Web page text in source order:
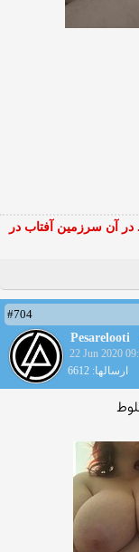
آن سرزمین آفتاب در
#704
Pesarelooti
22 Jun 2020
ارسالها: 6612